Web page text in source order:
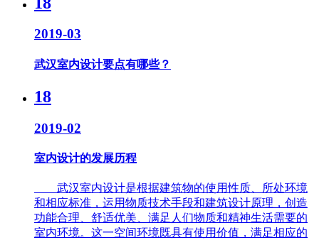
2019-03
武汉室内设计要点有哪些？
18
2019-02
室内设计的发展历程
武汉室内设计是根据建筑物的使用性质、所处环境
和相应标准，运用物质技术手段和建筑设计原理，创造
功能合理、舒适优美、满足人们物质和精神生活需要的
室内环境。这一空间环境既具有使用价值，满足相应的